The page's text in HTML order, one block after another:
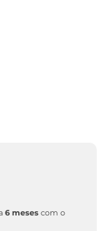
6 meses com o